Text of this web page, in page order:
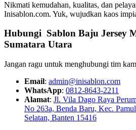
Nikmati kemudahan, kualitas, dan
Inisablon.com. Yuk, wujudkan kaos
Hubungi Sablon Baju Jersey
Sumatara Utara
Jangan ragu untuk menghubungi tim
Email: admin@inisablon.com
WhatsApp: 0812-8643-2211
Alamat: Jl. Vila Dago Raya
No 263a, Benda Baru, Kec.
Selatan, Banten 15416